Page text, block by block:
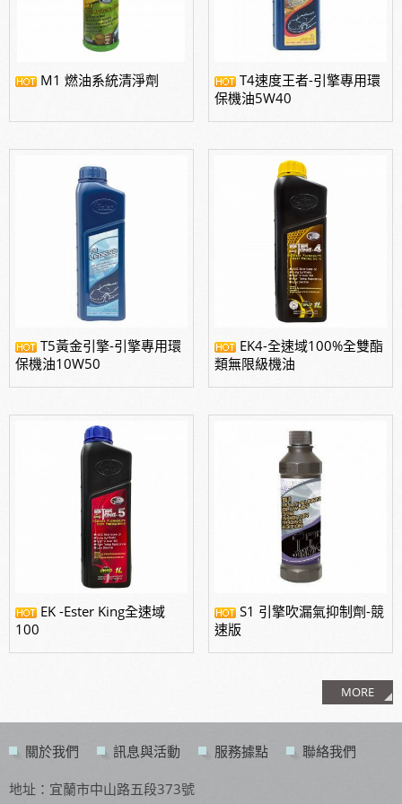
M1 燃油系統清淨劑
T4速度王者-引擎專用環
T5黃金引擎-引擎專用環
保機油10W50
EK4-全速域100%全雙酯
類無限級機油
EK -Ester King全速域
100
S1 引擎吹漏氣抑制劑-競
速版
MORE
關於我們 訊息與活動 服務據點 聯絡我們
地址：宜蘭市中山路五段373號